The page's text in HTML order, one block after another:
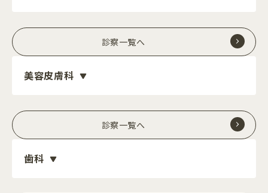
診察一覧へ
美容皮膚科
診察一覧へ
歯科